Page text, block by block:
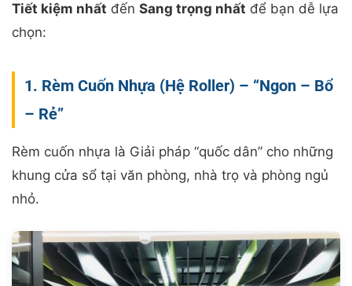
Tiết kiệm nhất đến Sang trọng nhất để bạn dễ lựa
chọn:
1. Rèm Cuốn Nhựa (Hệ Roller) – “Ngon – Bổ
– Rẻ”
Rèm cuốn nhựa là Giải pháp “quốc dân” cho những
khung cửa sổ tại văn phòng, nhà trọ và phòng ngủ
nhỏ.